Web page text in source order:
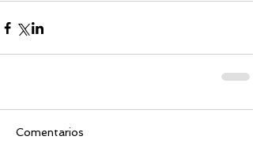
Comentarios